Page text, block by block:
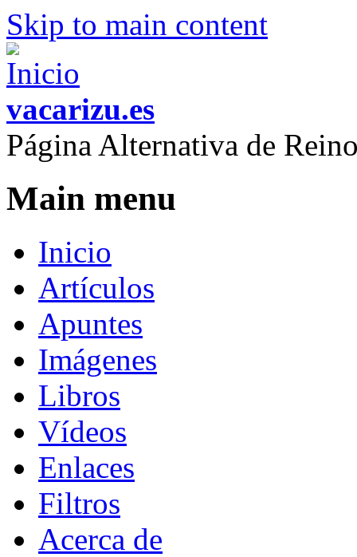
Skip to main content
vacarizu.es
Página Alternativa de
Main menu
Inicio
Artículos
Apuntes
Imágenes
Libros
Vídeos
Enlaces
Filtros
Acerca de